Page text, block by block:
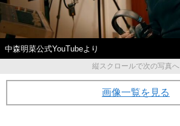
中森明菜公式YouTubeより
縦スクロールで次の写真へ
画像一覧を見る